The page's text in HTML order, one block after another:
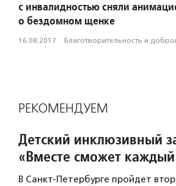
с инвалидностью сняли
о бездомном щенке
16.08.2017 · Благотвори­тель­ность и
РЕКОМЕНДУЕМ
Детский инклюзивный
«Вместе сможет
В Санкт-Петербурге пройдет